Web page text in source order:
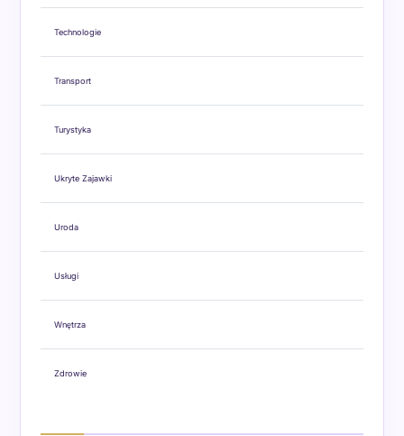
Technologie
Transport
Turystyka
Ukryte Zajawki
Uroda
Usługi
Wnętrza
Zdrowie